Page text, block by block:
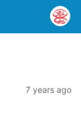
7 years ago